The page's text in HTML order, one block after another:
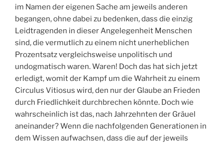
im Namen der eigenen Sache am jeweils anderen
begangen, ohne dabei zu bedenken, dass die einzig
Leidtragenden in dieser Angelegenheit Menschen
sind, die vermutlich zu einem nicht unerheblichen
Prozentsatz vergleichsweise unpolitisch und
undogmatisch waren. Waren! Doch das hat sich jetzt
erledigt, womit der Kampf um die Wahrheit zu einem
Circulus Vitiosus wird, den nur der Glaube an Frieden
durch Friedlichkeit durchbrechen könnte. Doch wie
wahrscheinlich ist das, nach Jahrzehnten der Gräuel
aneinander? Wenn die nachfolgenden Generationen in
dem Wissen aufwachsen, dass die auf der jeweils